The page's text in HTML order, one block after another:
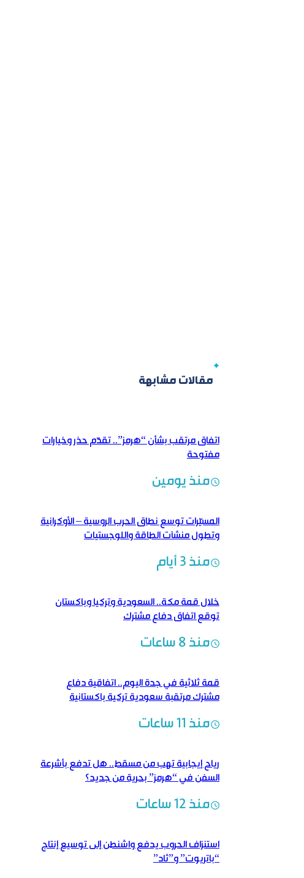
مقالات مشابهة
اتفاق مرتقب بشأن “هرمز”.. تقدّم حذر وخيارات
مفتوحة
منذ يومين
المسيّرات توسع نطاق الحرب الروسية – الأوكرانية
وتطول منشآت الطاقة واللوجستيات
منذ 3 أيام
خلال قمة مكة.. السعودية وتركيا وباكستان
توقع اتفاق دفاع مشترك
منذ 8 ساعات
قمة ثلاثية في جدة اليوم.. اتفاقية دفاع
مشترك مرتقبة سعودية تركية باكستانية
منذ 11 ساعات
رياح إيجابية تهب من مسقط.. هل تدفع بأشرعة
السفن في “هرمز” بحرية من جديد؟
منذ 12 ساعات
استنزاف الحروب يدفع واشنطن إلى توسيع إنتاج
“باتريوت” و”ثاد”